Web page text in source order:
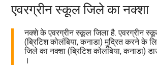
एवरग्रीन स्कूल जिले का नक्शा
नक्शे के एवरग्रीन स्कूल जिला है. एवरग्रीन
(ब्रिटिश कोलंबिया, कनाडा) मुद्रित करने के
जिले का नक्शा (ब्रिटिश कोलंबिया, कनाडा)
।